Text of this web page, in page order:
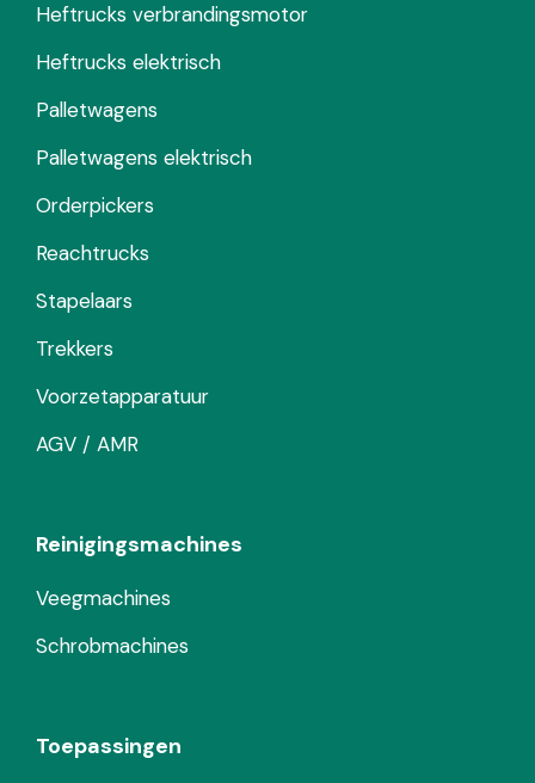
Heftrucks verbrandingsmotor
Heftrucks elektrisch
Palletwagens
Palletwagens elektrisch
Orderpickers
Reachtrucks
Stapelaars
Trekkers
Voorzetapparatuur
AGV / AMR
Reinigingsmachines
Veegmachines
Schrobmachines
Toepassingen